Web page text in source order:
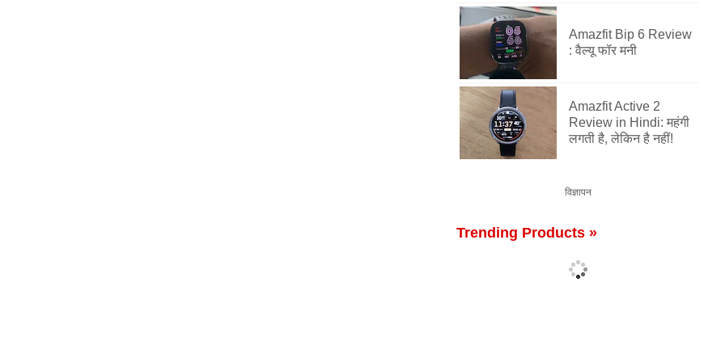
Amazfit Bip 6 Review
: वैल्यू फॉर मनी
Amazfit Active 2
Review in Hindi: महंगी
लगती है, लेकिन है नहीं!
विज्ञापन
Trending Products »